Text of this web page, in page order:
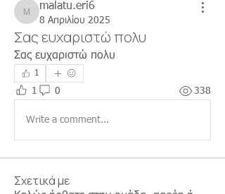
malatu.eri6
malatu.eri6
8 Απριλίου 2025
Σας ευχαριστώ πολυ
Σας ευχαριστώ πολυ
1
1 0 338
Write a comment...
Σχετικά με